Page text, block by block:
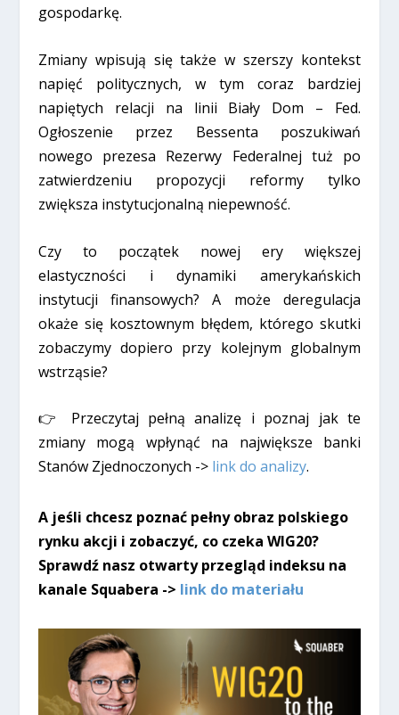
gospodarkę.
Zmiany wpisują się także w szerszy kontekst
napięć politycznych, w tym coraz bardziej
napiętych relacji na linii Biały Dom – Fed.
Ogłoszenie przez Bessenta poszukiwań
nowego prezesa Rezerwy Federalnej tuż po
zatwierdzeniu propozycji reformy tylko
zwiększa instytucjonalną niepewność.
Czy to początek nowej ery większej
elastyczności i dynamiki amerykańskich
instytucji finansowych? A może deregulacja
okaże się kosztownym błędem, którego skutki
zobaczymy dopiero przy kolejnym globalnym
wstrząsie?
👉 Przeczytaj pełną analizę i poznaj jak te
zmiany mogą wpłynąć na największe banki
Stanów Zjednoczonych -> link do analizy.
A jeśli chcesz poznać pełny obraz polskiego
rynku akcji i zobaczyć, co czeka WIG20?
Sprawdź nasz otwarty przegląd indeksu na
kanale Squabera -> link do materiału